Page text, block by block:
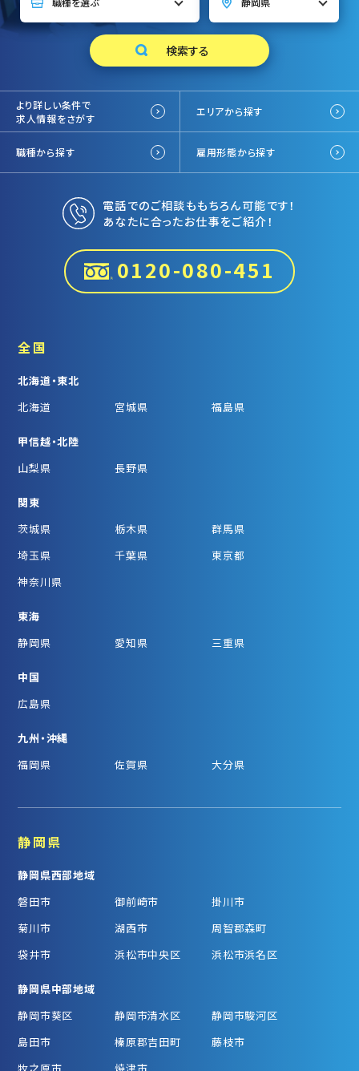
より詳しい条件で
求人情報をさがす
エリアから探す
職種から探す 雇用形態から探す
電話でのご相談ももちろん可能です！
あなたに合ったお仕事をご紹介！
0120-080-451
全国
北海道・東北
北海道
宮城県 福島県
甲信越・北陸
山梨県
長野県
関東
茨城県
栃木県
群馬県
埼玉県
千葉県
東京都
神奈川県
東海
静岡県
愛知県 三重県
中国
広島県
九州・沖縄
福岡県
佐賀県 大分県
静岡県
静岡県西部地域
磐田市
御前崎市
掛川市
菊川市
湖西市
周智郡森町
袋井市
浜松市中央区 浜松市浜名区
静岡県中部地域
静岡市葵区
静岡市清水区
静岡市駿河区
島田市
榛原郡吉田町
藤枝市
牧之原市
焼津市